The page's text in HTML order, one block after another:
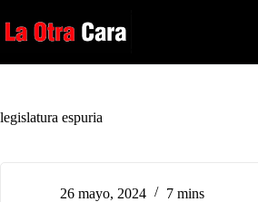
al
contenido
legislatura espuria
26 mayo, 2024 7 mins